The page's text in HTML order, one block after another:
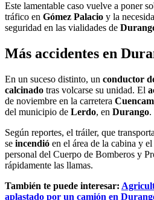
Este lamentable caso vuelve a poner
tráfico en Gómez Palacio y la
seguridad en las vialidades de
Más accidentes en
En un suceso distinto, un conductor
calcinado tras volcarse su unidad. El
de noviembre en la carretera
del municipio de Lerdo, en Durango.
Según reportes, el tráiler, que
se incendió en el área de la cabina y
personal del Cuerpo de Bomberos y
rápidamente las llamas.
También te puede interesar:
aplastado por un camión en